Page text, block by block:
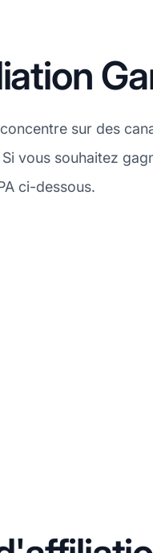
sur des
vous souhaitez
ci-dessous.